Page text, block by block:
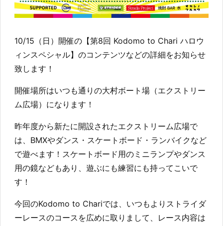
10/15（日）開催の【第8回 Kodomo to Chari ハロウ
ィンスペシャル】のコンテンツなどの詳細をお知らせ
致します！
開催場所はいつも通りの大村ボート場（エクストリー
ム広場）になります！
昨年度から新たに開設されたエクストリーム広場で
は、BMXやダンス・スケートボード・ランバイクなど
で遊べます！スケートボード用のミニランプやダンス
用の鏡などもあり、遊ぶにも練習にも持ってこいで
す！
今回のKodomo to Chariでは、いつもよりストライダ
ーレースのコースを広めに取りまして、レース内容は